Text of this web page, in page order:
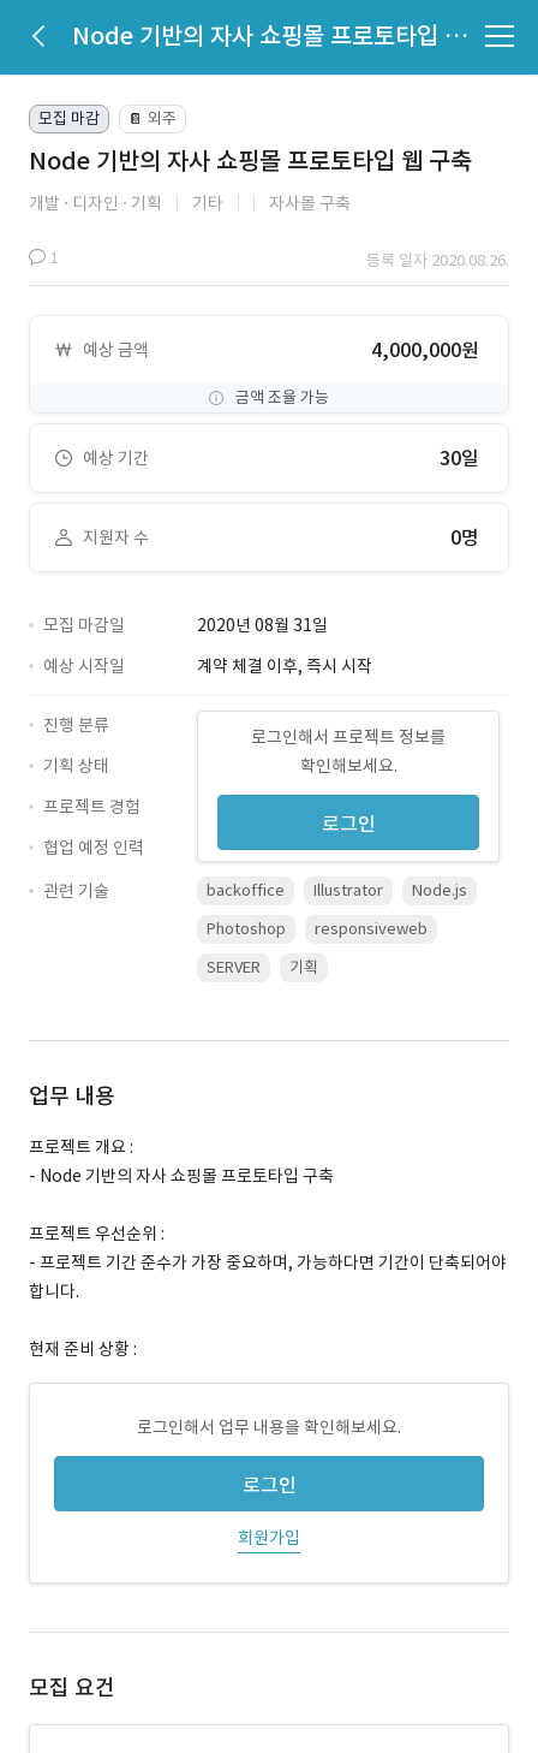
Node 기반의 자사 쇼핑몰 프로토타입 웹 구축
모집 마감 📔 외주
Node 기반의 자사 쇼핑몰 프로토타입 웹 구축
개발 디자인 기획 기타 자사몰 구축
1 등록 일자 2020.08.26.
예상 금액 4,000,000원
금액 조율 가능
예상 기간 30일
지원자 수 0명
모집 마감일
2020년 08월 31일
예상 시작일
계약 체결 이후, 즉시 시작
로그인해서 프로젝트 정보를
확인해보세요.
로그인
진행 분류
기획 상태
프로젝트 경험
협업 예정 인력
관련 기술
backoffice Illustrator
Node.js
Photoshop
responsiveweb
SERVER
기획
업무 내용
프로젝트 개요 :
- Node 기반의 자사 쇼핑몰 프로토타입 구축
프로젝트 우선순위 :
- 프로젝트 기간 준수가 가장 중요하며, 가능하다면 기간이 단축되어야
합니다.
현재 준비 상황 :
로그인해서 업무 내용을 확인해보세요.
로그인
회원가입
모집 요건